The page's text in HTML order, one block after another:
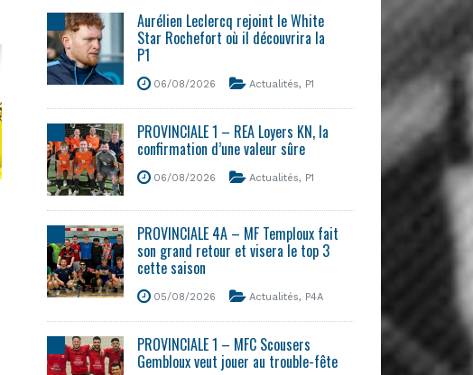
Aurélien Leclercq rejoint le White
Star Rochefort où il découvrira la
P1
06/08/2026 Actualités, P1
PROVINCIALE 1 – REA Loyers KN, la
confirmation d’une valeur sûre
06/08/2026 Actualités, P1
PROVINCIALE 4A – MF Temploux fait
son grand retour et visera le top 3
cette saison
05/08/2026 Actualités, P4A
PROVINCIALE 1 – MFC Scousers
Gembloux veut jouer au trouble-fête